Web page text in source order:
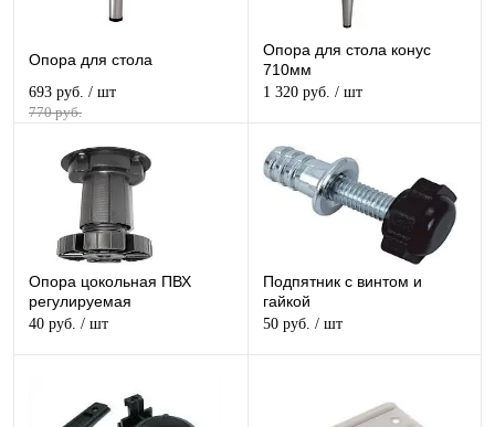
Опора для стола
693 руб. / шт
770 руб.
Опора для стола конус
710мм
1 320 руб. / шт
Опора цокольная ПВХ
регулируемая
40 руб. / шт
Подпятник с винтом и
гайкой
50 руб. / шт